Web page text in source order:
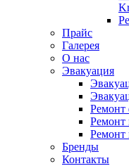
Прайс
Галерея
О нас
Эвакуация
Ремонт
Ремонт
Бренды
Контакты